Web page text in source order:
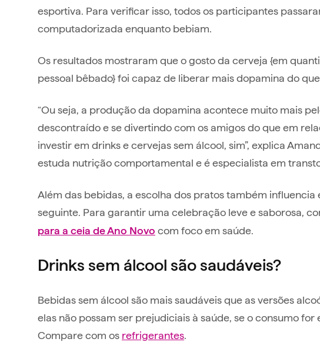
esportiva. Para verificar isso, todos os participantes
computadorizada enquanto bebiam.
Os resultados mostraram que o gosto da cerveja {em
pessoal bêbado} foi capaz de liberar mais dopamina do
“Ou seja, a produção da dopamina acontece muito mais
descontraído e se divertindo com os amigos do que em
investir em drinks e cervejas sem álcool, sim”, explica
estuda nutrição comportamental e é especialista em
Além das bebidas, a escolha dos pratos também influencia
seguinte. Para garantir uma celebração leve e saborosa,
para a ceia de Ano Novo com foco em saúde.
Drinks sem álcool são saudáveis?
Bebidas sem álcool são mais saudáveis que as versões
elas não possam ser prejudiciais à saúde, se o consumo
Compare com os refrigerantes.